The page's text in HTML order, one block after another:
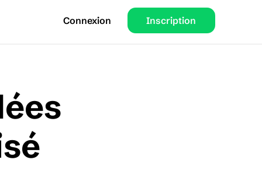
Connexion Inscription